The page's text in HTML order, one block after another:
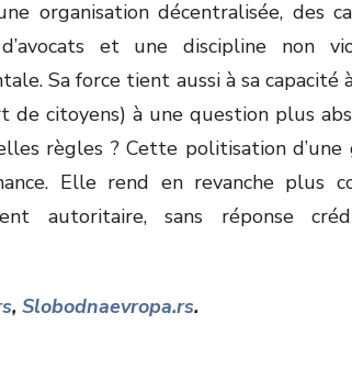
organisation décentralisée, des
et une discipline non
Sa force tient aussi à sa capacité
de citoyens) à une question plus
règles ? Cette politisation d’une
Elle rend en revanche plus
autoritaire, sans réponse
, Slobodnaevropa.rs.